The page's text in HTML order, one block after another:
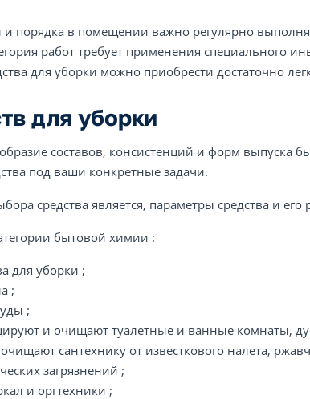
порядка в помещении важно регулярно
работ требует применения специального
для уборки можно приобрести достаточно
для уборки
составов, консистенций и форм выпуска
под ваши конкретные задачи.
средства является, параметры средства и его
бытовой химии :
для уборки ;
;
;
и очищают туалетные и ванные комнаты,
сантехнику от известкового налета,
загрязнений ;
и оргтехники ;